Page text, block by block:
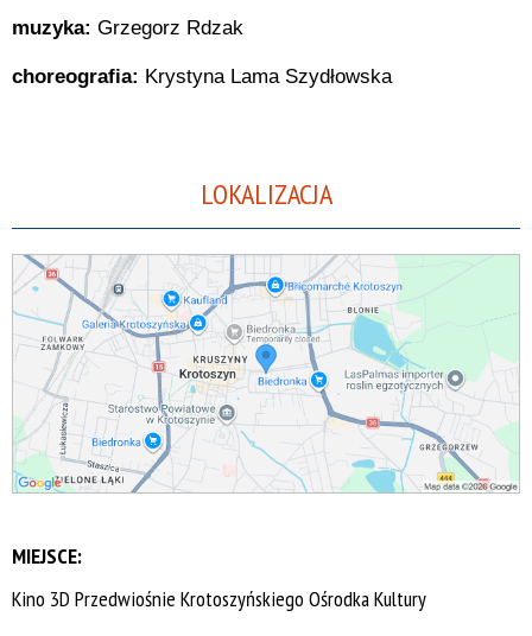
muzyka: Grzegorz Rdzak
choreografia: Krystyna Lama Szydłowska
LOKALIZACJA
MIEJSCE:
Kino 3D Przedwiośnie Krotoszyńskiego Ośrodka Kultury